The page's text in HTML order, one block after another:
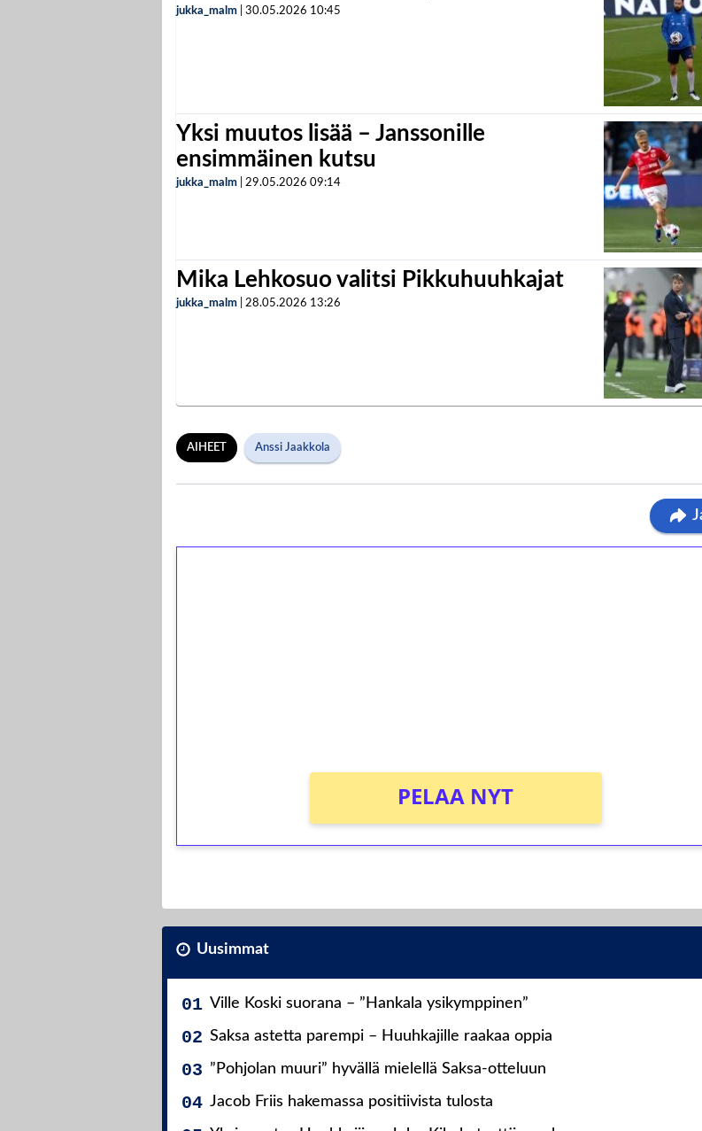
jukka_malm 30.05.2026 10:45
Yksi muutos lisää – Janssonille
ensimmäinen kutsu
jukka_malm 29.05.2026 09:14
Mika Lehkosuo valitsi Pikkuhuuhkajat
jukka_malm 28.05.2026 13:26
AIHEET Anssi Jaakkola
PELAA NYT
Uusimmat
Ville Koski suorana – ”Hankala ysikymppinen”
Saksa astetta parempi – Huuhkajille raakaa oppia
”Pohjolan muuri” hyvällä mielellä Saksa-otteluun
Jacob Friis hakemassa positiivista tulosta